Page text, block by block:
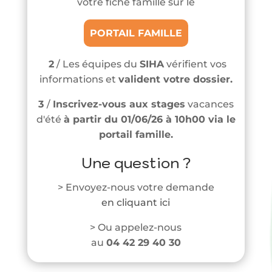
PORTAIL FAMILLE
2/ Les équipes du SIHAvérifient vos
informations et valident votre dossier.
3 / Inscrivez-vous aux stages vacances
d'été à partir du 01/06/26 à 10h00via le
portail famille.
Une question ?
> Envoyez-nous votre demande
en cliquant ici
> Ou appelez-nous
au 04 42 29 40 30